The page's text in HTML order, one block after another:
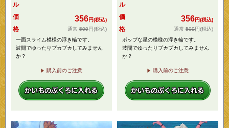
ル
価
格
356円(税込)
509円(税込)
一面スライム模様の浮き輪です。
波間でゆったりプカプカしてみません
か？
購入前のご注意
ル
価
格
356円(税込)
509円(税込)
ポップな星の模様の浮き輪です。
波間でゆったりプカプカしてみません
か？
購入前のご注意